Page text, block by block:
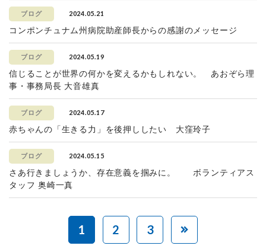
ブログ 2024.05.21
コンポンチュナム州病院助産師長からの感謝のメッセージ
ブログ 2024.05.19
信じることが世界の何かを変えるかもしれない。 あおぞら理
事・事務局長 大音雄真
ブログ 2024.05.17
赤ちゃんの「生きる力」を後押ししたい 大窪玲子
ブログ 2024.05.15
さあ行きましょうか、存在意義を掴みに。 ボランティアス
タッフ 奥崎一真
1 2 3